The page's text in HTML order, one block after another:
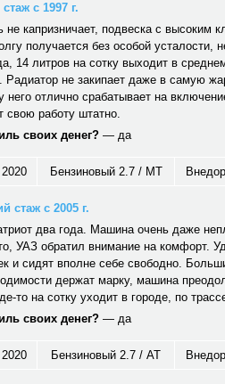
с 1997 г.
не капризничает, подвеска с высоким
получается без особой усталости,
14 литров на сотку выходит в
Радиатор не закипает даже в самую
него отлично срабатывает на
свою работу штатно.
своих денег? — да
2020 Бензиновый 2.7 / MT
стаж с 2005 г.
два года. Машина очень даже
УАЗ обратил внимание на комфорт.
и сидят вполне себе свободно.
держат марку, машина
то на сотку уходит в городе, по
своих денег? — да
2020 Бензиновый 2.7 / AT